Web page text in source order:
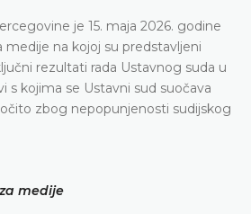
je 15. maja 2026. godine
medije na kojoj su predstavljeni
rezultati rada Ustavnog suda u
s kojima se Ustavni sud suočava
zbog nepopunjenosti sudijskog
medije